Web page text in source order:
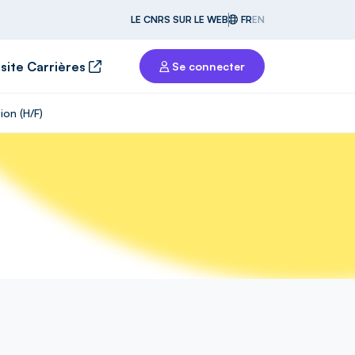
LE CNRS SUR LE WEB FREN
Carrières Se connecter
(H/F)